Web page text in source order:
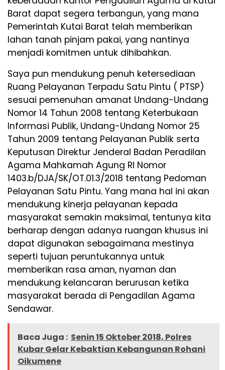
Barat dapat segera terbangun, yang mana
Pemerintah Kutai Barat telah memberikan
lahan tanah pinjam pakai, yang nantinya
menjadi komitmen untuk dihibahkan.
Saya pun mendukung penuh ketersediaan
Ruang Pelayanan Terpadu Satu Pintu ( PTSP)
sesuai pemenuhan amanat Undang-Undang
Nomor 14 Tahun 2008 tentang Keterbukaan
Informasi Publik, Undang-Undang Nomor 25
Tahun 2009 tentang Pelayanan Publik serta
Keputusan Direktur Jenderal Badan Peradilan
Agama Mahkamah Agung RI Nomor
1403.b/DJA/SK/OT.01.3/2018 tentang Pedoman
Pelayanan Satu Pintu. Yang mana hal ini akan
mendukung kinerja pelayanan kepada
masyarakat semakin maksimal, tentunya kita
berharap dengan adanya ruangan khusus ini
dapat digunakan sebagaimana mestinya
seperti tujuan peruntukannya untuk
memberikan rasa aman, nyaman dan
mendukung kelancaran berurusan ketika
masyarakat berada di Pengadilan Agama
Sendawar.
Baca Juga : Senin 15 Oktober 2018, Polres
Kubar Gelar Kebaktian Kebangunan Rohani
Oikumene